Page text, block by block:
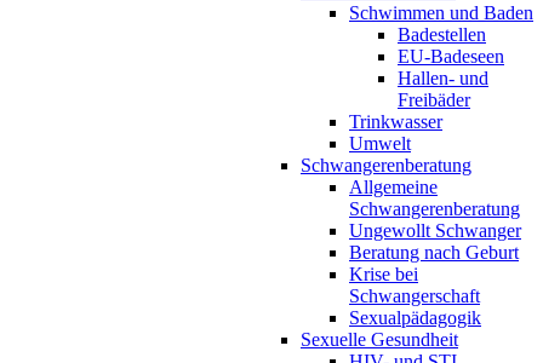
Schwimmen und Baden
Badestellen
EU-Badeseen
Hallen- und
Freibäder
Trinkwasser
Umwelt
Schwangerenberatung
Allgemeine
Schwangerenberatung
Ungewollt Schwanger
Beratung nach Geburt
Krise bei
Schwangerschaft
Sexualpädagogik
Sexuelle Gesundheit